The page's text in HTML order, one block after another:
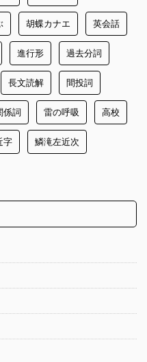
胡蝶カナエ 英会話
進行形 過去分詞
長文読解 間投詞
係詞 雷の呼吸 高校
字 鱗滝左近次